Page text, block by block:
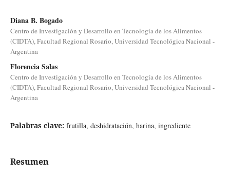
Diana B. Bogado
Centro de Investigación y Desarrollo en Tecnología de los Alimentos
(CIDTA), Facultad Regional Rosario, Universidad Tecnológica Nacional -
Argentina
Florencia Salas
Centro de Investigación y Desarrollo en Tecnología de los Alimentos
(CIDTA), Facultad Regional Rosario, Universidad Tecnológica Nacional -
Argentina
Palabras clave: frutilla, deshidratación, harina, ingrediente
Resumen